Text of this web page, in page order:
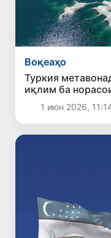
Воқеаҳо
Туркия
иқлим ба
1 июн 2026,